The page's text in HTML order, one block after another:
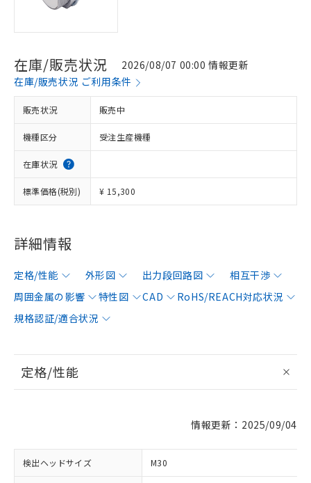
在庫/販売状況
2026/08/07 00:00 情報更新
在庫/販売状況 ご利用条件
販売状況 販売中
機種区分 受注生産機種
在庫状況
標準価格(税別) ¥ 15,300
詳細情報
定格/性能 外形図 出力段回路図
相互干渉
周囲金属の影響
特性図 CAD
RoHS/REACH対応状況
規格認証/適合状況
定格/性能
情報更新：2025/09/04
検出ヘッドサイズ M30